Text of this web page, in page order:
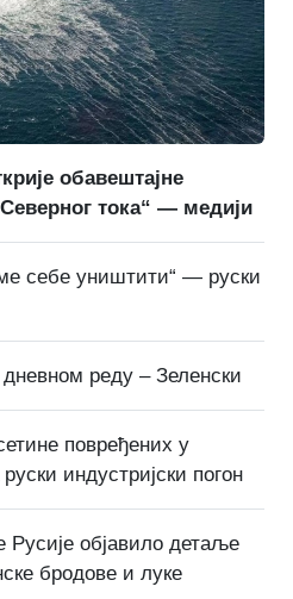
обавештајне
тока“ — медији
себе уништити“ — руски
реду – Зеленски
повређених у
индустријски погон
објавило детаље
бродове и луке